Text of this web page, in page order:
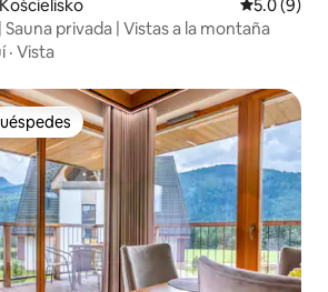
5.0 (9)
Sauna privada | Vistas a la montaña
· Vista
entre huéspedes